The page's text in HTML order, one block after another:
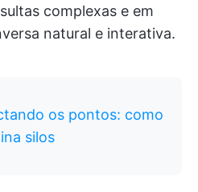
complexas e em
natural e interativa.
os pontos: como
silos